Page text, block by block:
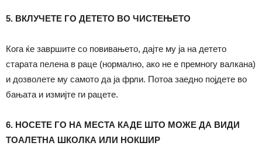
5. ВКЛУЧЕТЕ ГО ДЕТЕТО ВО ЧИСТЕЊЕТО
Кога ќе завршите со повивањето, дајте му ја на детето
старата пелена в раце (нормално, ако не е премногу валкана)
и дозволете му самото да ја фрли. Потоа заедно појдете во
бањата и измијте ги рацете.
6. НОСЕТЕ ГО НА МЕСТА КАДЕ ШТО МОЖЕ ДА ВИДИ
ТОАЛЕТНА ШКОЛКА ИЛИ НОКШИР